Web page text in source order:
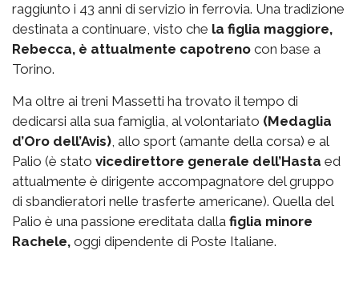
raggiunto i 43 anni di servizio in ferrovia. Una tradizione
destinata a continuare, visto che la figlia maggiore,
Rebecca, è attualmente capotreno con base a
Torino.
Ma oltre ai treni Massetti ha trovato il tempo di
dedicarsi alla sua famiglia, al volontariato (Medaglia
d’Oro dell’Avis), allo sport (amante della corsa) e al
Palio (è stato vicedirettore generale dell’Hasta ed
attualmente è dirigente accompagnatore del gruppo
di sbandieratori nelle trasferte americane). Quella del
Palio è una passione ereditata dalla figlia minore
Rachele, oggi dipendente di Poste Italiane.